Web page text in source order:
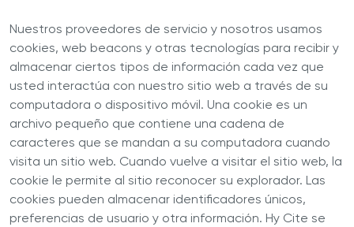
Nuestros proveedores de servicio y nosotros usamos
cookies, web beacons y otras tecnologías para recibir y
almacenar ciertos tipos de información cada vez que
usted interactúa con nuestro sitio web a través de su
computadora o dispositivo móvil. Una cookie es un
archivo pequeño que contiene una cadena de
caracteres que se mandan a su computadora cuando
visita un sitio web. Cuando vuelve a visitar el sitio web, la
cookie le permite al sitio reconocer su explorador. Las
cookies pueden almacenar identificadores únicos,
preferencias de usuario y otra información. Hy Cite se